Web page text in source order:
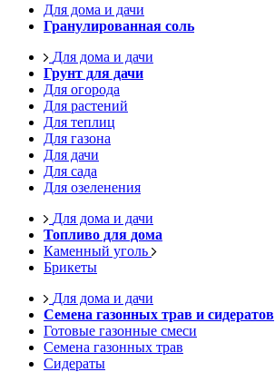
Для дома и дачи
Гранулированная соль
Для дома и дачи
Грунт для дачи
Для огорода
Для растений
Для теплиц
Для газона
Для дачи
Для сада
Для озеленения
Для дома и дачи
Топливо для дома
Каменный уголь
Брикеты
Для дома и дачи
Семена газонных трав и сидератов
Готовые газонные смеси
Семена газонных трав
Сидераты